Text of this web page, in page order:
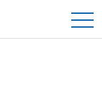
toggle